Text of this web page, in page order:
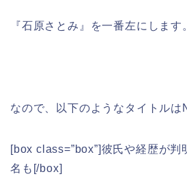
『石原さとみ』を一番左にします
なので、以下のようなタイトルは
[box class=”box”]彼氏や経歴が判
名も[/box]